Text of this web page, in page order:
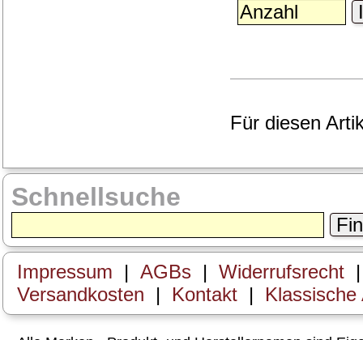
Für diesen
Schnellsuche
Impressum | AGBs | Widerrufsrecht
Versandkosten
| Kontakt |